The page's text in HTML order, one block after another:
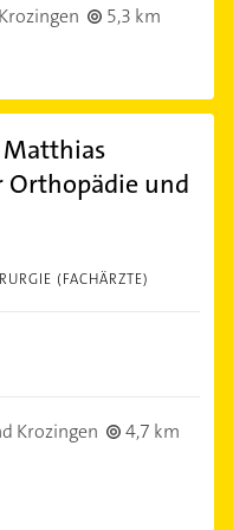
5,3 km
Matthias
Orthopädie und
(FACHÄRZTE)
Krozingen
4,7 km